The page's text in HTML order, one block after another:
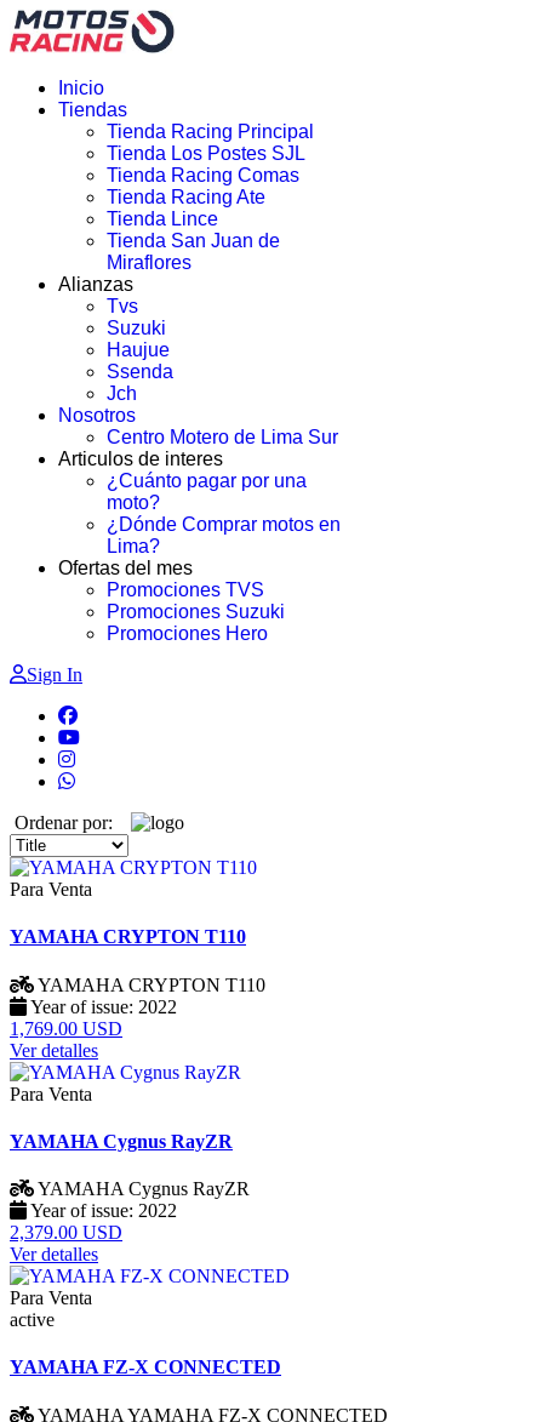
Inicio
Tiendas
Tienda Racing Principal
Tienda Los Postes SJL
Tienda Racing Comas
Tienda Racing Ate
Tienda Lince
Tienda San Juan de
Miraflores
Alianzas
Tvs
Suzuki
Haujue
Ssenda
Jch
Nosotros
Centro Motero de Lima Sur
Articulos de interes
¿Cuánto pagar por una
moto?
¿Dónde Comprar motos en
Lima?
Ofertas del mes
Promociones TVS
Promociones Suzuki
Promociones Hero
Sign In
Ordenar por:
Para Venta
YAMAHA CRYPTON T110
YAMAHA CRYPTON T110
Year of issue: 2022
1,769.00 USD
Ver detalles
Para Venta
YAMAHA Cygnus RayZR
YAMAHA Cygnus RayZR
Year of issue: 2022
2,379.00 USD
Ver detalles
Para Venta
active
YAMAHA FZ-X CONNECTED
YAMAHA YAMAHA FZ-X CONNECTED